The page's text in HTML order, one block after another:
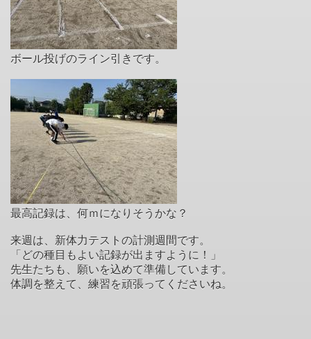
ボール投げのライン引きです。
最高記録は、何ｍになりそうかな？
来週は、新体力テストの計測週間です。
「どの種目もよい記録が出ますように！」
先生たちも、願いを込めて準備しています。
体調を整えて、練習を頑張ってくださいね。